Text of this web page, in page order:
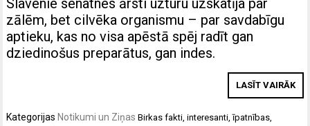
Slavenie senatnes ārsti uzturu uzskatīja par
zālēm, bet cilvēka organismu – par savdabīgu
aptieku, kas no visa apēstā spēj radīt gan
dziedinošus preparātus, gan indes.
LASĪT VAIRĀK
Kategorijas Notikumi un Ziņas Birkasfakti,interesanti,īpatnības,